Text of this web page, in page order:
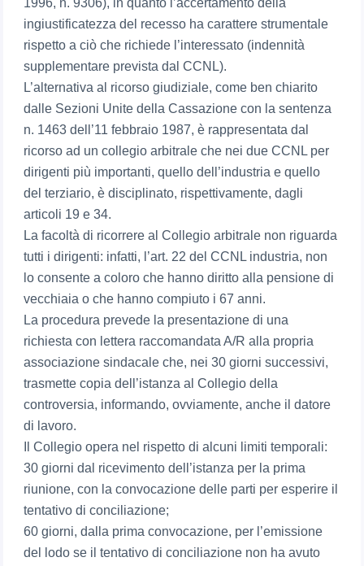
ingiustificatezza del recesso ha carattere strumentale
rispetto a ciò che richiede l’interessato (indennità
supplementare prevista dal CCNL).
L’alternativa al ricorso giudiziale, come ben chiarito
dalle Sezioni Unite della Cassazione con la sentenza
n. 1463 dell’11 febbraio 1987, è rappresentata dal
ricorso ad un collegio arbitrale che nei due CCNL per
dirigenti più importanti, quello dell’industria e quello
del terziario, è disciplinato, rispettivamente, dagli
articoli 19 e 34.
La facoltà di ricorrere al Collegio arbitrale non riguarda
tutti i dirigenti: infatti, l’art. 22 del CCNL industria, non
lo consente a coloro che hanno diritto alla pensione di
vecchiaia o che hanno compiuto i 67 anni.
La procedura prevede la presentazione di una
richiesta con lettera raccomandata A/R alla propria
associazione sindacale che, nei 30 giorni successivi,
trasmette copia dell’istanza al Collegio della
controversia, informando, ovviamente, anche il datore
di lavoro.
Il Collegio opera nel rispetto di alcuni limiti temporali:
30 giorni dal ricevimento dell’istanza per la prima
riunione, con la convocazione delle parti per esperire il
tentativo di conciliazione;
60 giorni, dalla prima convocazione, per l’emissione
del lodo se il tentativo di conciliazione non ha avuto